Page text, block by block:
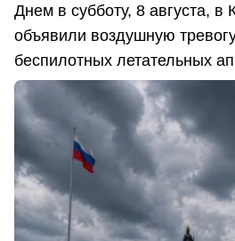
Днем в субботу, 8 августа, в
объявили воздушную
беспилотных летательных